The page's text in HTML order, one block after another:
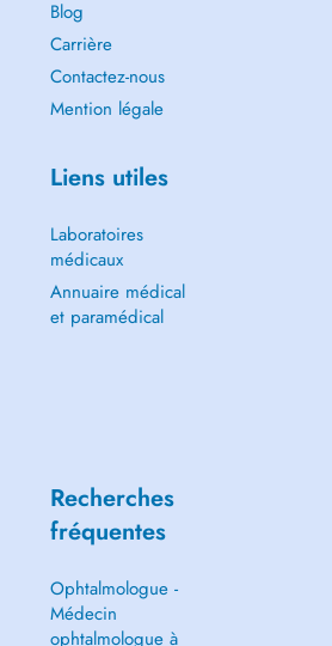
Blog
Carrière
Contactez-nous
Mention légale
Liens utiles
Laboratoires
médicaux
Annuaire médical
et paramédical
Recherches
fréquentes
Ophtalmologue -
Médecin
ophtalmologue à